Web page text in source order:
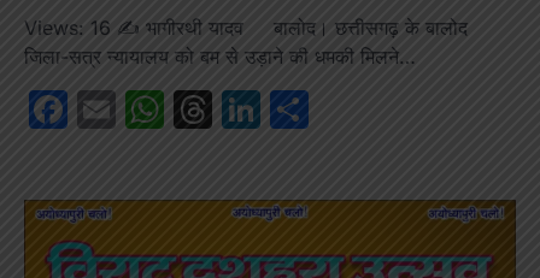
Views: 16 ✍️ भागीरथी यादव बालोद। छत्तीसगढ़ के बालोद
जिला-सत्र न्यायालय को बम से उड़ाने की धमकी मिलने…
Facebook
EmailWhatsApp
Threads
LinkedIn